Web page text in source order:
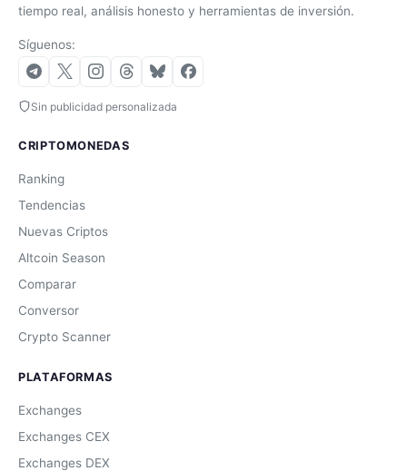
tiempo real, análisis honesto y herramientas de inversión.
Síguenos:
Sin publicidad personalizada
CRIPTOMONEDAS
Ranking
Tendencias
Nuevas Criptos
Altcoin Season
Comparar
Conversor
Crypto Scanner
PLATAFORMAS
Exchanges
Exchanges CEX
Exchanges DEX